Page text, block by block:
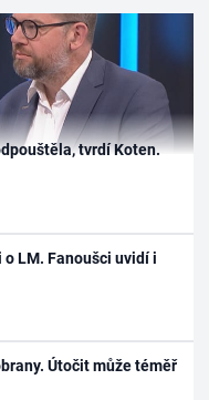
tvrdí Koten.
LM. Fanoušci uvidí i
Útočit může téměř